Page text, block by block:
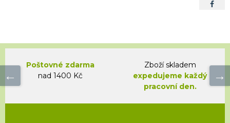
Poštovné zdarma
nad 1400 Kč
Zboží skladem
expedujeme každý
pracovní den.